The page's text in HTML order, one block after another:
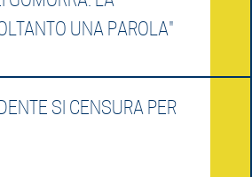
UNA PAROLA"
SI CENSURA PER